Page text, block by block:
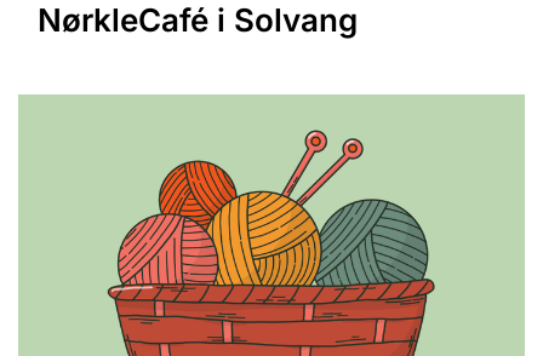
NørkleCafé i Solvang